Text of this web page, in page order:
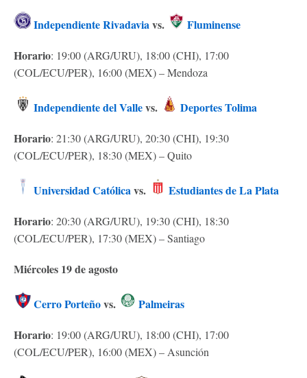
Independiente Rivadaviavs.
Fluminense
Horario: 19:00 (ARG/URU), 18:00 (CHI), 17:00
(COL/ECU/PER), 16:00 (MEX) – Mendoza
Independiente del Vallevs.
Deportes Tolima
Horario: 21:30 (ARG/URU), 20:30 (CHI), 19:30
(COL/ECU/PER), 18:30 (MEX) – Quito
Universidad Católicavs.
Estudiantes de La Plata
Horario: 20:30 (ARG/URU), 19:30 (CHI), 18:30
(COL/ECU/PER), 17:30 (MEX) – Santiago
Miércoles 19 de agosto
Cerro Porteñovs.
Palmeiras
Horario: 19:00 (ARG/URU), 18:00 (CHI), 17:00
(COL/ECU/PER), 16:00 (MEX) – Asunción